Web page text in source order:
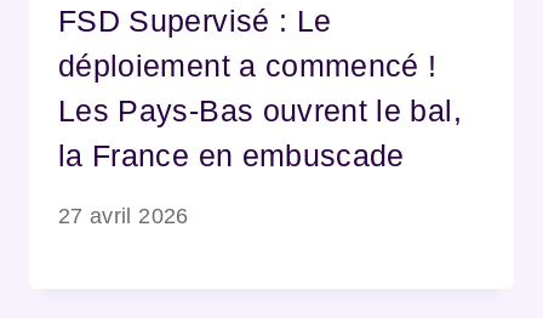
FSD Supervisé : Le
déploiement a commencé !
Les Pays-Bas ouvrent le bal,
la France en embuscade
27 avril 2026